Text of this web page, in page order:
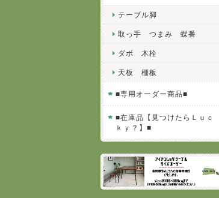
テーブル脚
取っ手 つまみ 蝶番
ダボ 木栓
天板 棚板
■専用オーダー商品■
■在庫品【見つけたらＬｕｃ
ｋｙ？】■